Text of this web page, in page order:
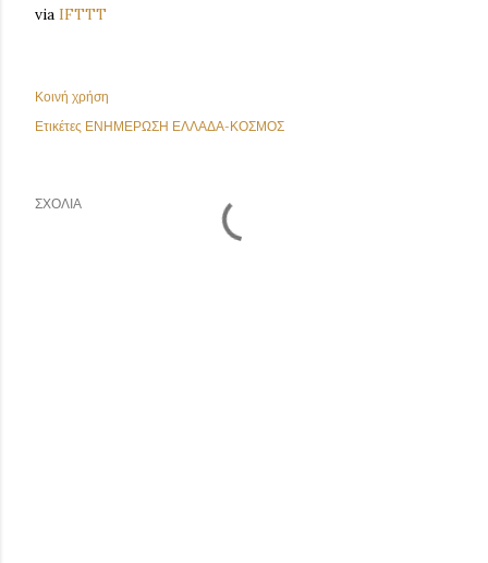
via IFTTT
Κοινή χρήση
Ετικέτες ΕΝΗΜΕΡΩΣΗ ΕΛΛΑΔΑ-ΚΟΣΜΟΣ
ΣΧΌΛΙΑ